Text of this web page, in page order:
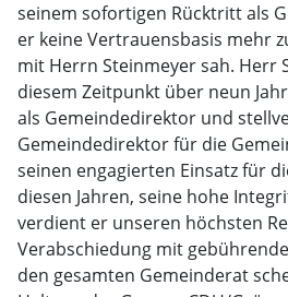
seinem sofortigen Rücktritt als
er keine Vertrauensbasis mehr
mit Herrn Steinmeyer sah. Herr
diesem Zeitpunkt über neun
als Gemeindedirektor und
Gemeindedirektor für die
seinen engagierten Einsatz für
diesen Jahren, seine hohe
verdient er unseren höchsten
Verabschiedung mit
den gesamten Gemeinderat